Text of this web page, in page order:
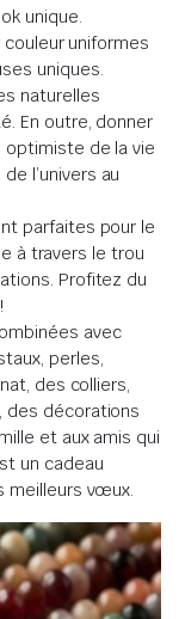
unique.
uniformes
uniques.
naturelles
En outre, donner
optimiste de la vie
l’univers au
parfaites pour le
à travers le trou
Profitez du
avec
perles,
des colliers,
des décorations
et aux amis qui
un cadeau
meilleurs vœux.